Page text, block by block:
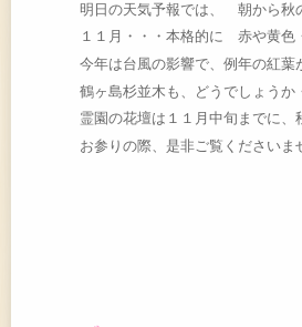
明日の天気予報では、 朝から秋
１１月・・・本格的に 赤や黄色
今年は台風の影響で、例年の紅
鶴ヶ島杉並木も、どうでしょうか
霊園の花壇は１１月中旬までに
お参りの際、是非ご覧くださいま